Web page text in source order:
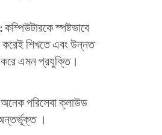
:কম্পিউটারকে স্পষ্টভাবে
করেই শিখতে এবং উন্নত
এমন প্রযুক্তি।
পরিসেবা ক্লাউড
।